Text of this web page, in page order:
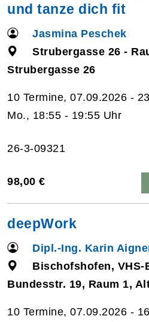
und tanze dich fit
Jasmina Peschek
Strubergasse 26 -
Strubergasse 26
10 Termine, 07.09.2026 -
Mo., 18:55 - 19:55 Uhr
26-3-09321
98,00 €
deepWork
Dipl.-Ing. Karin
Bischofshofen,
Bundesstr. 19, Raum 1,
10 Termine, 07.09.2026 -